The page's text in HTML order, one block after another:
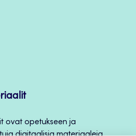
ovat opetukseen ja